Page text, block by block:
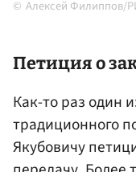
Алексей Филиппов/
Петиция о
Как-то раз один
традиционного
Якубовичу